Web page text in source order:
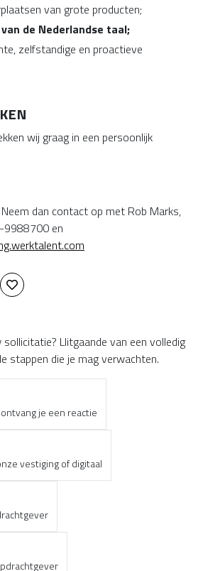
van grote producten;
de Nederlandse taal;
zelfstandige en proactieve
wij graag in een persoonlijk
dan contact op met Rob Marks,
9988700 en
Llitgaande van een volledig
stappen die je mag verwachten.
je een reactie
vestiging of digitaal